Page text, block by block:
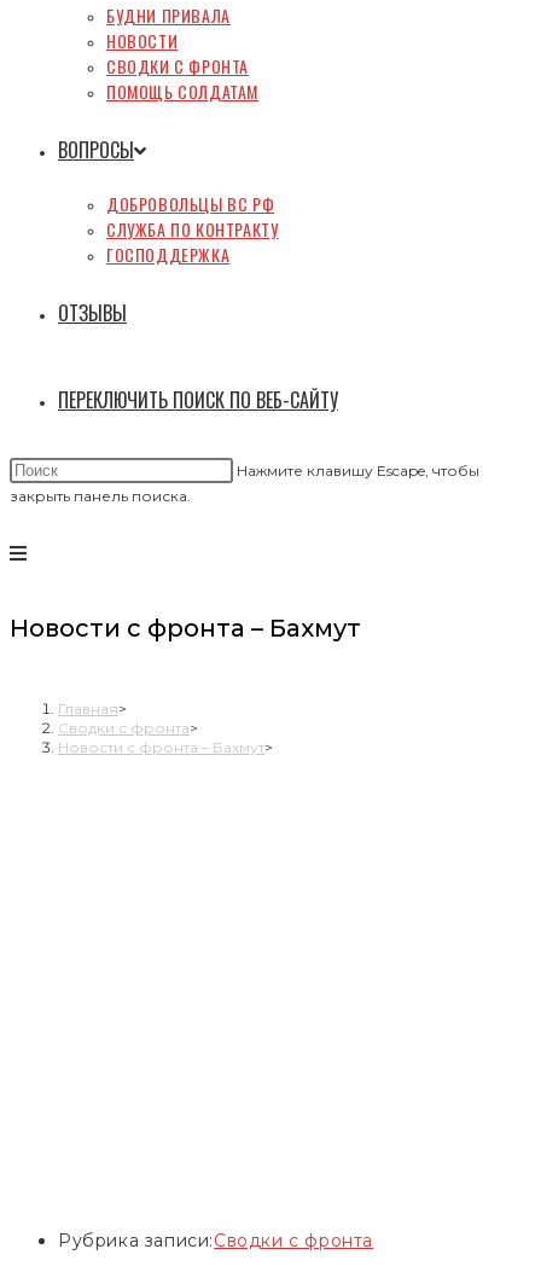
БУДНИ ПРИВАЛА
НОВОСТИ
СВОДКИ С ФРОНТА
ПОМОЩЬ СОЛДАТАМ
ВОПРОСЫ
ДОБРОВОЛЬЦЫ ВС РФ
СЛУЖБА ПО КОНТРАКТУ
ГОСПОДДЕРЖКА
ОТЗЫВЫ
ПЕРЕКЛЮЧИТЬ ПОИСК ПО ВЕБ-САЙТУ
Нажмите клавишу Escape, чтобы
закрыть панель поиска.
Новости с фронта – Бахмут
Главная>
Сводки с фронта>
Новости с фронта – Бахмут>
Рубрика записи:Сводки с фронта